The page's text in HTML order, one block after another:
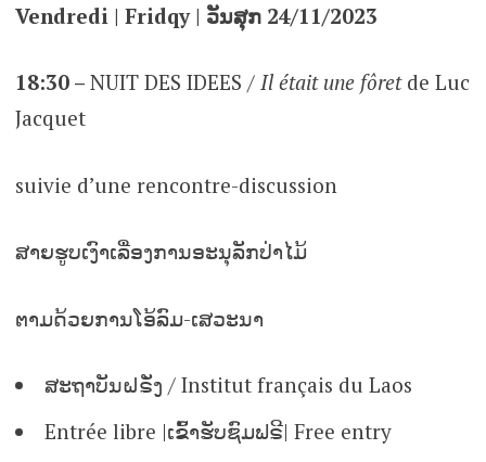
Vendredi | Fridqy | ວັນສຸກ 24/11/2023
18:30 – NUIT DES IDEES / Il était une fôret de Luc
Jacquet
suivie d’une rencontre-discussion
ສາຍຮູບເງົາເລື່ອງການອະນຸລັກປ່າໄມ້
ຕາມດ້ວຍການໂອ້ລົມ-ເສວະນາ
ສະຖາບັນຝຣັ່ງ / Institut français du Laos
Entrée libre |ເຂົ້າຮັບຊົມຟຣີ| Free entry